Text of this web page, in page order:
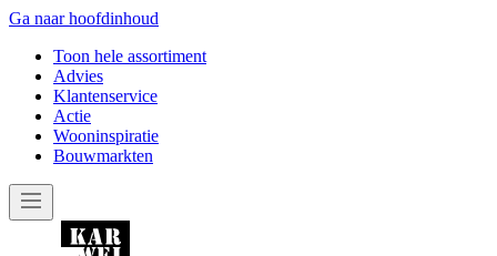
Ga naar hoofdinhoud
Toon hele assortiment
Advies
Klantenservice
Actie
Wooninspiratie
Bouwmarkten